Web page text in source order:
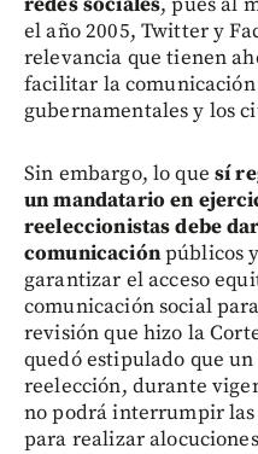
el año 2005, Twitter y
relevancia que tienen
facilitar la
gubernamentales y los
Sin embargo, lo que sí
un mandatario en
reeleccionistas debe
comunicaciónpúblicos
garantizar el acceso
comunicación social
revisión que hizo la
quedó estipulado que
reelección, durante
no podrá interrumpir
para realizar